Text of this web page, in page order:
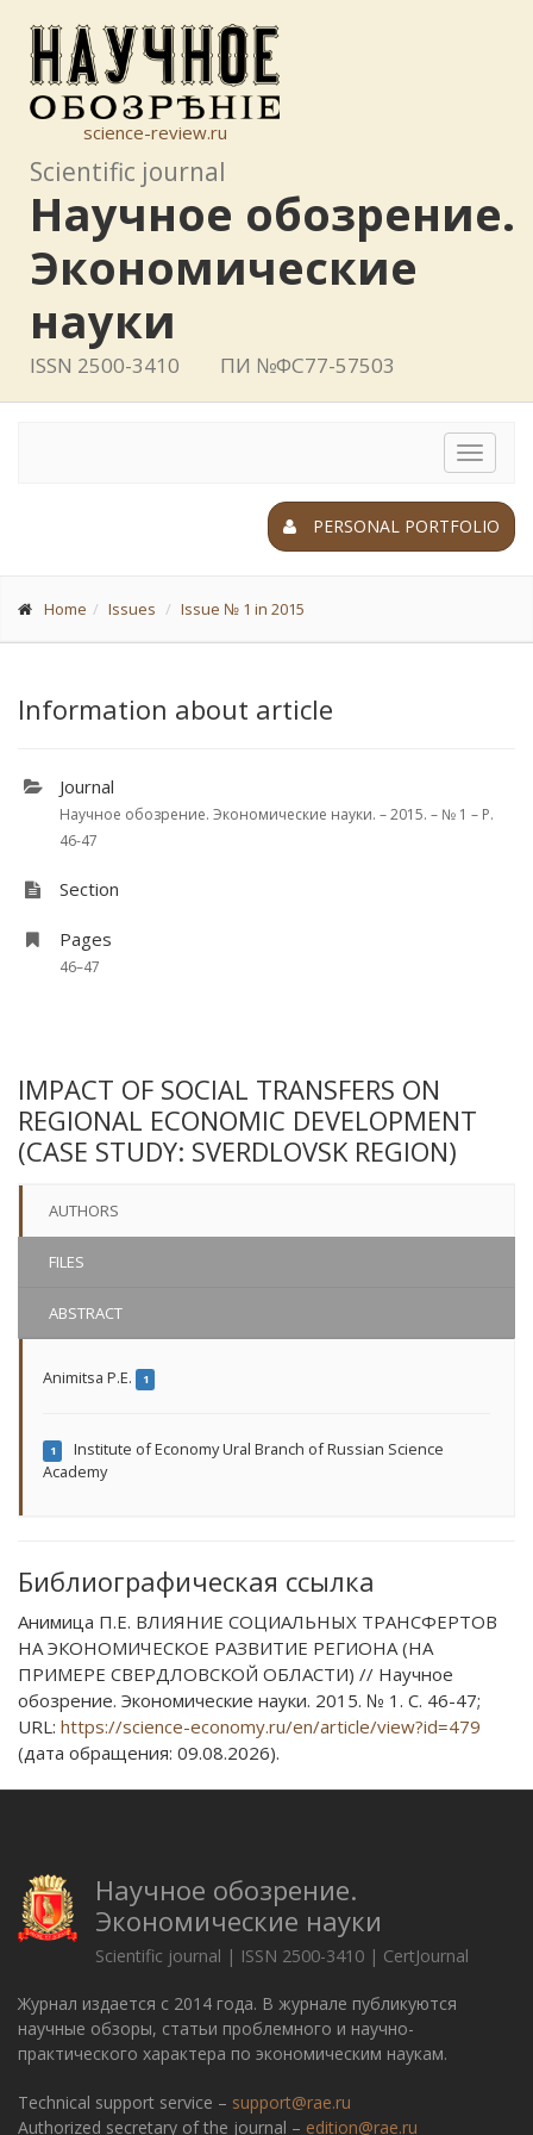
science-review.ru
Scientific journal
Научное обозрение.
Экономические
науки
ISSN 2500-3410 ПИ №ФС77-57503
Toggle
PERSONAL PORTFOLIO
Home Issues Issue № 1 in 2015
Information about article
Journal
Научное обозрение. Экономические науки. – 2015. – № 1 – P.
46-47
Section
Pages
46–47
IMPACT OF SOCIAL TRANSFERS ON
REGIONAL ECONOMIC DEVELOPMENT
(CASE STUDY: SVERDLOVSK REGION)
AUTHORS
FILES
ABSTRACT
Animitsa P.E. 1
1
Institute of Economy Ural Branch of Russian Science
Academy
Библиографическая ссылка
Анимица П.Е. ВЛИЯНИЕ СОЦИАЛЬНЫХ ТРАНСФЕРТОВ
НА ЭКОНОМИЧЕСКОЕ РАЗВИТИЕ РЕГИОНА (НА
ПРИМЕРЕ СВЕРДЛОВСКОЙ ОБЛАСТИ) // Научное
обозрение. Экономические науки. 2015. № 1. С. 46-47;
URL: https://science-economy.ru/en/article/view?id=479
(дата обращения: 09.08.2026).
Научное обозрение.
Экономические науки
Scientific journal | ISSN 2500-3410 | CertJournal
Журнал издается с 2014 года. В журнале публикуются
научные обзоры, статьи проблемного и научно-
практического характера по экономическим наукам.
Technical support service – support@rae.ru
Authorized secretary of the journal – edition@rae.ru